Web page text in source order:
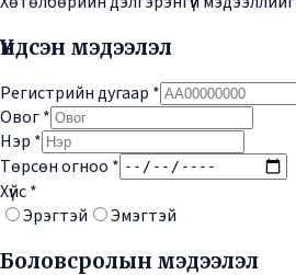
Үндсэн мэдээлэл
Регистрийн дугаар *
Овог*
Нэр *
Төрсөн огноо *
Хүйс*
Эрэгтэй
Эмэгтэй
Боловсролын мэдээлэл